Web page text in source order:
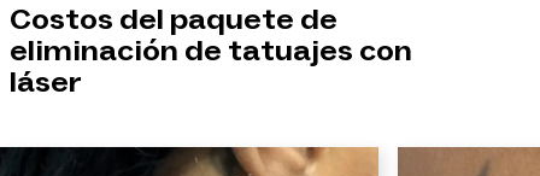
Costos del paquete de
eliminación de tatuajes con
láser